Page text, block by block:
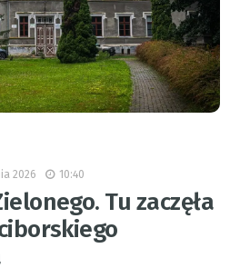
2026 10:40
Tu zaczęła